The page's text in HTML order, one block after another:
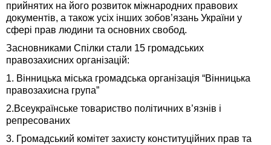
прийнятих на його розвиток міжнародних правових
документів, а також усіх інших зобов’язань України у
сфері прав людини та основних свобод.
Засновниками Спілки стали 15 громадських
правозахисних організацій:
1. Вінницька міська громадська організація “Вінницька
правозахисна група”
2.Всеукраїнське товариство політичних в’язнів і
репресованих
3. Громадський комітет захисту конституційних прав та